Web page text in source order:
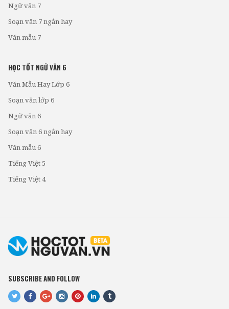
Ngữ văn 7
Soạn văn 7 ngắn hay
Văn mẫu 7
HỌC TỐT NGỮ VĂN 6
Văn Mẫu Hay Lớp 6
Soạn văn lớp 6
Ngữ văn 6
Soạn văn 6 ngắn hay
Văn mẫu 6
Tiếng Việt 5
Tiếng Việt 4
SUBSCRIBE AND FOLLOW